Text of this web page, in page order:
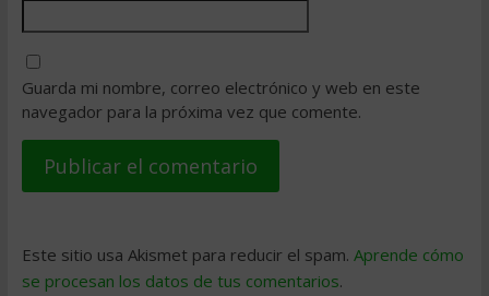
Guarda mi nombre, correo electrónico y web en este
navegador para la próxima vez que comente.
Este sitio usa Akismet para reducir el spam. Aprende cómo
se procesan los datos de tus comentarios.